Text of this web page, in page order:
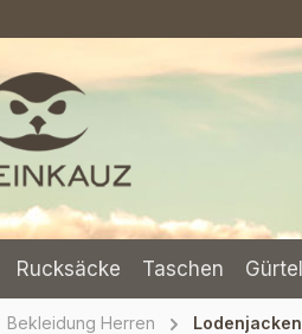
Rucksäcke Taschen
Bekleidung Herren Lodenjacken